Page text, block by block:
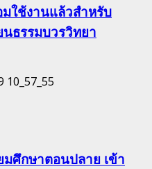
ใช้งานแล้วสำหรับ
นธรรมบวรวิทยา
ศึกษาตอนปลาย เข้า